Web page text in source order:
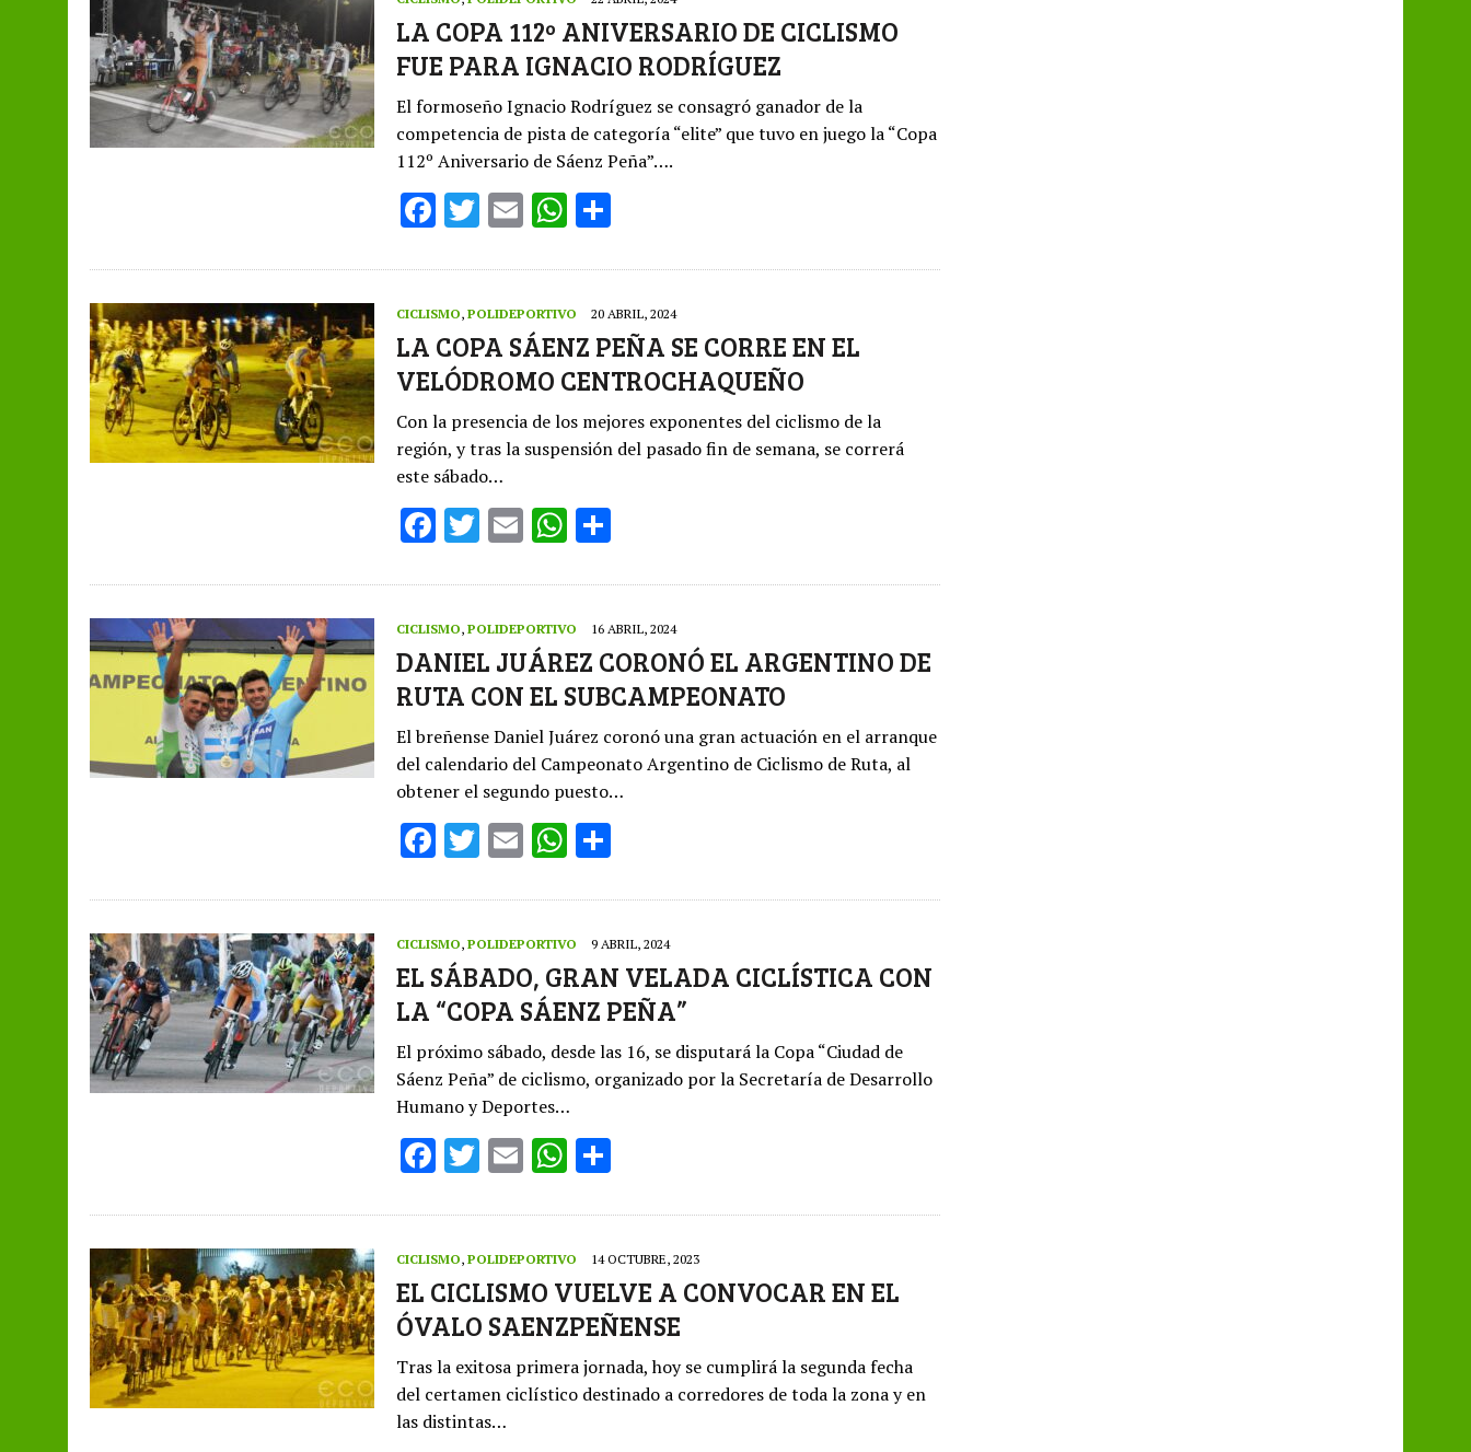
o
o
k
r A
p
p
LA COPA 112º ANIVERSARIO DE CICLISMO
FUE PARA IGNACIO RODRÍGUEZ
El formoseño Ignacio Rodríguez se consagró ganador de la
competencia de pista de categoría “elite” que tuvo en juego la “Copa
112º Aniversario de Sáenz Peña”….
F
e
b
o
o
k
T
it
te
r
E
ai
l
W
at
s
A
p
p
ar
e
CICLISMO, POLIDEPORTIVO 20 ABRIL, 2024
LA COPA SÁENZ PEÑA SE CORRE EN EL
VELÓDROMO CENTROCHAQUEÑO
Con la presencia de los mejores exponentes del ciclismo de la
región, y tras la suspensión del pasado fin de semana, se correrá
este sábado…
F
e
b
o
o
k
T
it
te
r
E
ai
l
W
at
s
A
p
p
ar
e
CICLISMO, POLIDEPORTIVO 16 ABRIL, 2024
DANIEL JUÁREZ CORONÓ EL ARGENTINO DE
RUTA CON EL SUBCAMPEONATO
El breñense Daniel Juárez coronó una gran actuación en el arranque
del calendario del Campeonato Argentino de Ciclismo de Ruta, al
obtener el segundo puesto…
F
e
b
o
o
k
T
it
te
r
E
ai
l
W
at
s
A
p
p
ar
e
CICLISMO, POLIDEPORTIVO 9 ABRIL, 2024
EL SÁBADO, GRAN VELADA CICLÍSTICA CON
LA “COPA SÁENZ PEÑA”
El próximo sábado, desde las 16, se disputará la Copa “Ciudad de
Sáenz Peña” de ciclismo, organizado por la Secretaría de Desarrollo
Humano y Deportes…
F
e
b
o
o
k
T
it
te
r
E
ai
l
W
at
s
A
p
p
ar
e
CICLISMO, POLIDEPORTIVO 14 OCTUBRE, 2023
EL CICLISMO VUELVE A CONVOCAR EN EL
ÓVALO SAENZPEÑENSE
Tras la exitosa primera jornada, hoy se cumplirá la segunda fecha
del certamen ciclístico destinado a corredores de toda la zona y en
las distintas…